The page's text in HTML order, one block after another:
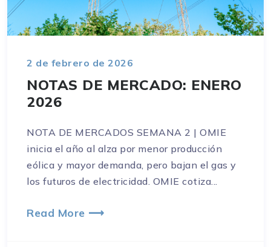
2 de febrero de 2026
NOTAS DE MERCADO: ENERO
2026
NOTA DE MERCADOS SEMANA 2 | OMIE
inicia el año al alza por menor producción
eólica y mayor demanda, pero bajan el gas y
los futuros de electricidad. OMIE cotiza...
Read More ⟶